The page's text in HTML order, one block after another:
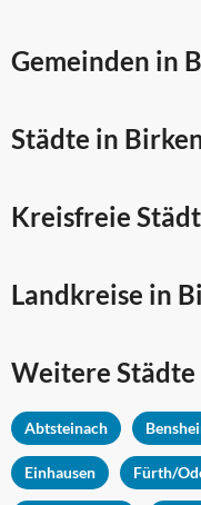
Gemeinden in
Städte in
Kreisfreie
Landkreise in
Weitere Städte
Abtsteinach
Einhausen Fürth/